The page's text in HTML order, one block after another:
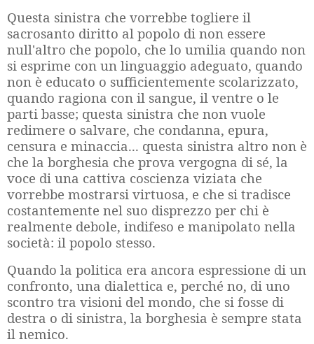
Questa sinistra che vorrebbe togliere il
sacrosanto diritto al popolo di non essere
null'altro che popolo, che lo umilia quando non
si esprime con un linguaggio adeguato, quando
non è educato o sufficientemente scolarizzato,
quando ragiona con il sangue, il ventre o le
parti basse; questa sinistra che non vuole
redimere o salvare, che condanna, epura,
censura e minaccia... questa sinistra altro non è
che la borghesia che prova vergogna di sé, la
voce di una cattiva coscienza viziata che
vorrebbe mostrarsi virtuosa, e che si tradisce
costantemente nel suo disprezzo per chi è
realmente debole, indifeso e manipolato nella
società: il popolo stesso.
Quando la politica era ancora espressione di un
confronto, una dialettica e, perché no, di uno
scontro tra visioni del mondo, che si fosse di
destra o di sinistra, la borghesia è sempre stata
il nemico.